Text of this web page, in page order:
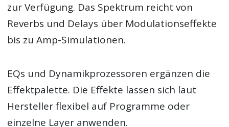
zur Verfügung. Das Spektrum reicht von
Reverbs und Delays über Modulationseffekte
bis zu Amp-Simulationen.
EQs und Dynamikprozessoren ergänzen die
Effektpalette. Die Effekte lassen sich laut
Hersteller flexibel auf Programme oder
einzelne Layer anwenden.